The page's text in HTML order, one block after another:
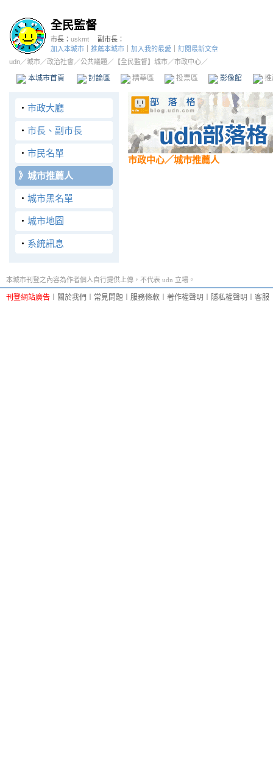
全民監督
市長： uskmt
副市長：
加入本城市
推薦本城市 加入我的最愛
訂閱最新文章
udn／城市／政治社會 ／公共議題 ／ 【全民監督】城市／市政中心／
本城市首頁 討論區 精華區 投票區 影像館
‧ 市政大廳
‧ 市長、副市長
‧ 市民名單
》 城市推薦人
‧ 城市黑名單
‧ 城市地圖
‧ 系統訊息
市政中心／城市推薦人
本城市刊登之內容為作者個人自行提供上傳，不代表 udn 立場。
刊登網站廣告 關於我們 常見問題 服務條款 著作權聲明 隱私權聲明 客服